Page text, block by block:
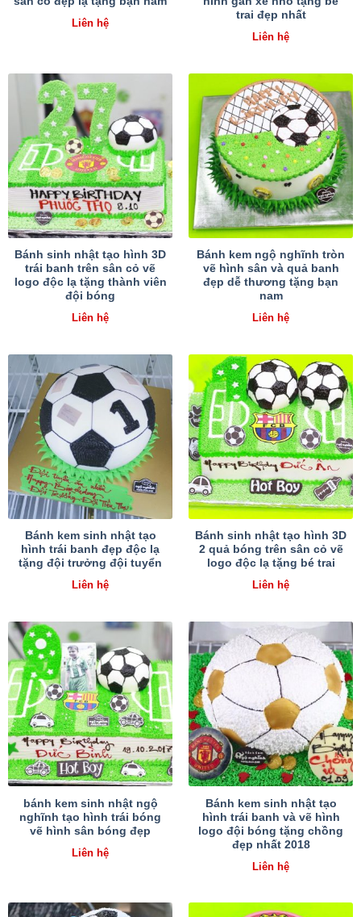
Liên hệ
trai đẹp nhất
Liên hệ
Bánh sinh nhật tạo hình 3D
trái banh trên sân cỏ vẽ
logo độc lạ tặng thành viên
đội bóng
Liên hệ
Bánh kem ngộ nghĩnh tròn
vẽ hình sân và quả banh
đẹp dễ thương tặng bạn
nam
Liên hệ
Bánh kem sinh nhật tạo
hình trái banh đẹp độc lạ
tặng đội trưởng đội tuyển
Liên hệ
Bánh sinh nhật tạo hình 3D
2 quả bóng trên sân cỏ vẽ
logo độc lạ tặng bé trai
Liên hệ
bánh kem sinh nhật ngộ
nghĩnh tạo hình trái bóng
vẽ hình sân bóng đẹp
Liên hệ
Bánh kem sinh nhật tạo
hình trái banh và vẽ hình
logo đội bóng tặng chồng
đẹp nhất 2018
Liên hệ